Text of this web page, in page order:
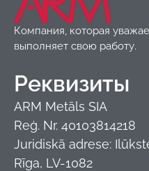
Компания, которая
выполняет свою работу.
Реквизиты
ARM Metāls SIA
Reģ. Nr. 40103814218
Juridiskā adrese:
Rīga, LV-1082